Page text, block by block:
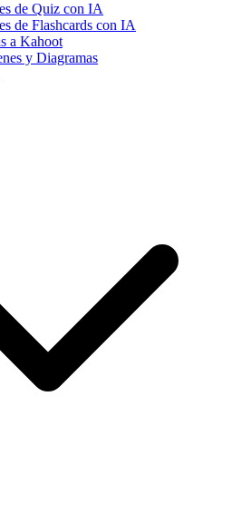
de Quiz con IA
de Flashcards con IA
a Kahoot
y Diagramas